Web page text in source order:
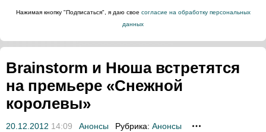
Нажимая кнопку "Подписаться", я даю свое согласие на обработку персональных
данных
Brainstorm и Нюша встретятся
на премьере «Снежной
королевы»
20.12.2012 14:09 Анонсы Рубрика: Анонсы